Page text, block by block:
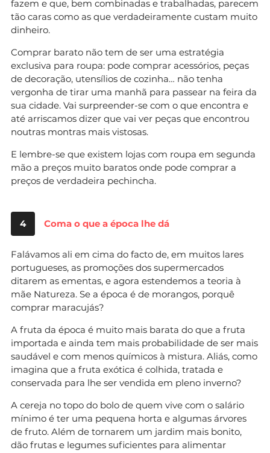
fazem e que, bem combinadas e trabalhadas, parecem
tão caras como as que verdadeiramente custam muito
dinheiro.
Comprar barato não tem de ser uma estratégia
exclusiva para roupa: pode comprar acessórios, peças
de decoração, utensílios de cozinha… não tenha
vergonha de tirar uma manhã para passear na feira da
sua cidade. Vai surpreender-se com o que encontra e
até arriscamos dizer que vai ver peças que encontrou
noutras montras mais vistosas.
E lembre-se que existem lojas com roupa em segunda
mão a preços muito baratos onde pode comprar a
preços de verdadeira pechincha.
4 Coma o que a época lhe dá
Falávamos ali em cima do facto de, em muitos lares
portugueses, as promoções dos supermercados
ditarem as ementas, e agora estendemos a teoria à
mãe Natureza. Se a época é de morangos, porquê
comprar maracujás?
A fruta da época é muito mais barata do que a fruta
importada e ainda tem mais probabilidade de ser mais
saudável e com menos químicos à mistura. Aliás, como
imagina que a fruta exótica é colhida, tratada e
conservada para lhe ser vendida em pleno inverno?
A cereja no topo do bolo de quem vive com o salário
mínimo é ter uma pequena horta e algumas árvores
de fruto. Além de tornarem um jardim mais bonito,
dão frutas e legumes suficientes para alimentar